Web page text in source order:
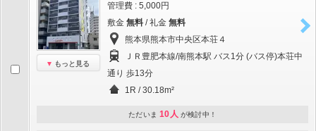
もっと見る
管理費 : 5,000円
敷金 無料 / 礼金 無料
熊本県熊本市中央区本荘４
ＪＲ豊肥本線/南熊本駅 バス1分 (バス停)本荘中
通り 歩13分
1R / 30.18m²
ただいま 10人 が検討中！